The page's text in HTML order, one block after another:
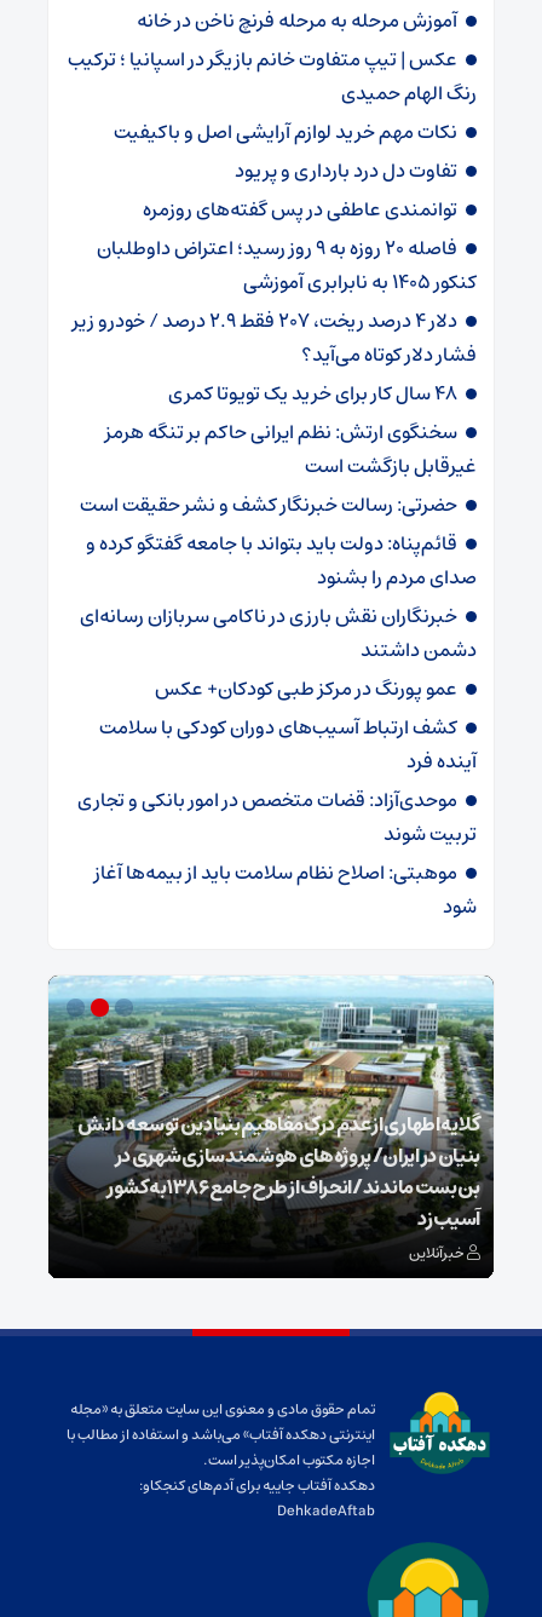
آموزش مرحله به مرحله فرنچ ناخن در خانه
عکس | تیپ متفاوت خانم بازیگر در اسپانیا ؛ ترکیب
رنگ الهام حمیدی
نکات مهم خرید لوازم آرایشی اصل و باکیفیت
تفاوت دل درد بارداری و پریود
توانمندی عاطفی در پس گفته‌های روزمره
فاصله ۲۰ روزه به ۹ روز رسید؛ اعتراض داوطلبان
کنکور ۱۴۰۵ به نابرابری آموزشی
دلار ۴ درصد ریخت، ۲۰۷ فقط ۲.۹ درصد / خودرو زیر
فشار دلار کوتاه می‌آید؟
۴۸ سال کار برای خرید یک تویوتا کمری
سخنگوی ارتش: نظم ایرانی حاکم بر تنگه هرمز
غیرقابل بازگشت است
حضرتی: رسالت خبرنگار کشف و نشر حقیقت است
قائم‌پناه: دولت باید بتواند با جامعه گفتگو کرده و
صدای مردم را بشنود
خبرنگاران نقش بارزی در ناکامی سربازان رسانه‌ای
دشمن داشتند
عمو پورنگ در مرکز طبی کودکان+ عکس
کشف ارتباط آسیب‌های دوران کودکی با سلامت
آینده فرد
موحدی‌آزاد: قضات متخصص در امور بانکی و تجاری
تربیت شوند
موهبتی: اصلاح نظام سلامت باید از بیمه‌ها آغاز
شود
گلایه اطهاری از عدم درک مفاهیم بنیادین توسعه دانش
بنیان در ایران/ پروژه‌های هوشمندسازی شهری در
بن‌بست ماندند/انحراف از طرح جامع ۱۳۸۶ به کشور
آسیب زد
خبرآنلاین
تمام حقوق مادی و معنوی این سایت متعلق به «مجله
اینترنتی دهکده آفتاب» می‌باشد و استفاده از مطالب با
اجازه مکتوب امکان‌پذیر است.
دهکده آفتاب جاییه برای آدم‌های کنجکاو:
DehkadeAftab